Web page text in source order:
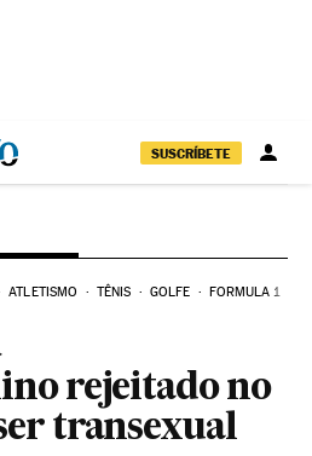
SUSCRÍBETE
ATLETISMO TÊNIS GOLFE FORMULA 1
rejeitado no
transexual